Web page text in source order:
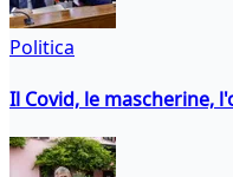
Politica
Il Covid, le mascherine,